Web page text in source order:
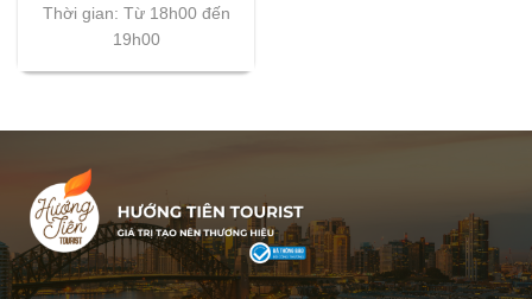
Thời gian: Từ 18h00 đến
19h00